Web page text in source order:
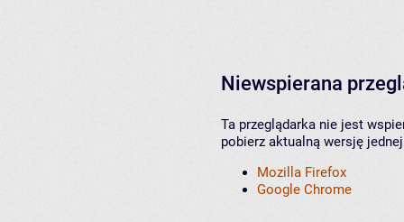
Niewspierana
Ta przeglądarka nie jest
pobierz aktualną wersję
Mozilla Firefox
Google Chrome